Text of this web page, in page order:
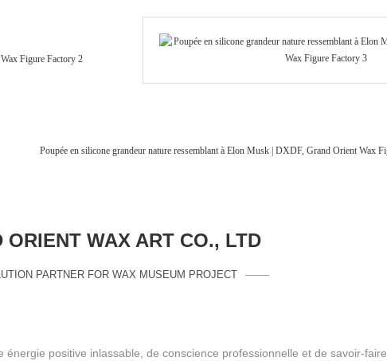
ORIENT WAX ART CO., LTD
PARTNER FOR WAX MUSEUM PROJECT
positive inlassable, de conscience professionnelle et de savoir-faire.